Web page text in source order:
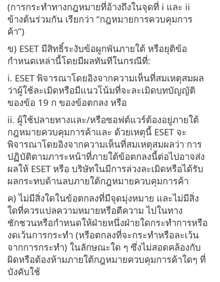
(การกระทำทางกฎหมายที่อ้างถึงในจุดที่ i และ ii
ข้างต้นร่วมกัน เรียกว่า “กฎหมายการควบคุมการ
ค้า”)
ข) ESET มีสิทธิ์ระงับข้อผูกพันภายใต้ หรือยุติข้อ
กำหนดเหล่านี้โดยมีผลทันทีในกรณีที่:
i. ESET พิจารณาโดยอิงจากความเห็นที่สมเหตุสมผล
ว่าผู้ใช้ละเมิดหรือมีแนวโน้มที่จะละเมิดบทบัญญัติ
ของข้อ 19 ก ของข้อตกลง หรือ
ii. ผู้ใช้ปลายทางและ/หรือซอฟต์แวร์ต้องอยู่ภายใต้
กฎหมายควบคุมการค้าและ ด้วยเหตุนี้ ESET จะ
พิจารณาโดยอิงจากความเห็นที่สมเหตุสมผลว่า การ
ปฏิบัติตามภาระหน้าที่ภายใต้ข้อตกลงนี้ต่อไปอาจส่ง
ผลให้ ESET หรือ บริษัทในมีการล่วงละเมิดหรือได้รับ
ผลกระทบด้านลบภายใต้กฎหมายควบคุมการค้า
ค) ไม่มีสิ่งใดในข้อตกลงที่มีจุดมุ่งหมาย และไม่มีสิ่ง
ใดที่ควรแปลความหมายหรือตีความ ไปในทาง
ชักชวนหรือกำหนดให้ฝ่ายหนึ่งฝ่ายใดกระทำการหรือ
งดเว้นการกระทำ (หรือตกลงที่จะกระทำหรือละเว้น
จากการกระทำ) ในลักษณะใด ๆ ซึ่งไม่สอดคล้องกับ
ผิดหรือต้องห้ามภายใต้กฎหมายควบคุมการค้าใดๆ ที่
บังคับใช้